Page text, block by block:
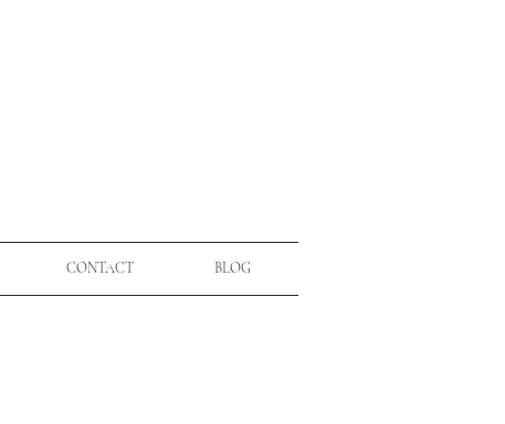
CONTACT BLOG